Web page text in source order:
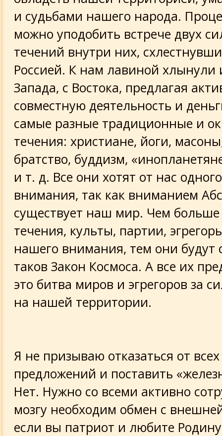
и судьбами нашего народа.
можно уподобить встрече двух
течений внутри них,
Россией. К нам лавиной хлынули
Запада, с Востока, предлагая
совместную деятельность и
самые разные традиционные и
течения: христиане, йоги,
братство, буддизм,
и т. д. Все они хотят от нас
внимания, так как вниманием
существует наш мир. Чем
течения, культы, партии,
нашего внимания, тем они будут
таков Закон Космоса. А все их
это битва миров и эгрегоров за
на нашей территории.
Я не призываю отказаться от всех
предложений и поставить
Нет. Нужно со всеми активно
мозгу необходим обмен с
если вы патриот и любите